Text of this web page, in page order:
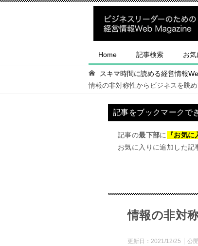
Home 記事検索 お
スキマ時間に読める経営情報
情報の非対称性からビジネスを眺
記事をブックマークで
記事の最下部に 『お気
お気に入りに追加した記
情報の非対
更新日： 2021/12/25 公